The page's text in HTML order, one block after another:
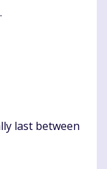
last between